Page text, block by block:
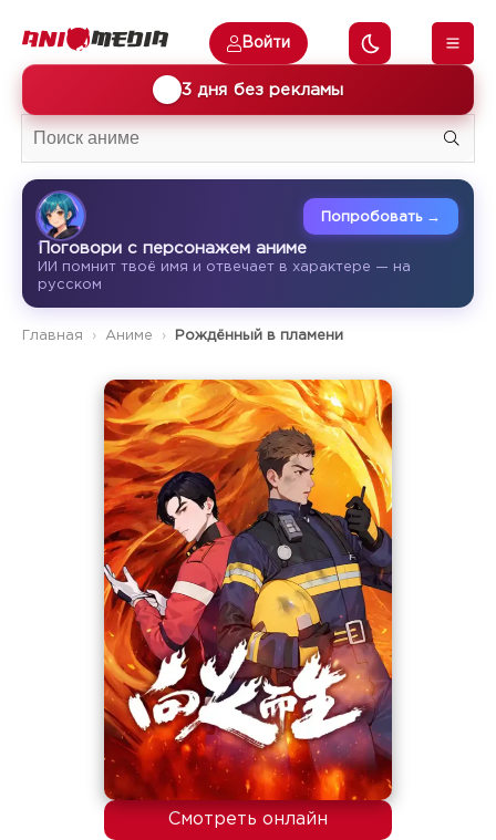
3 дня без рекламы
Войти
Поговори с персонажем аниме
ИИ помнит твоё имя и отвечает в характере — на
русском
Попробовать →
Главная Аниме Рождённый в пламени
Смотреть онлайн